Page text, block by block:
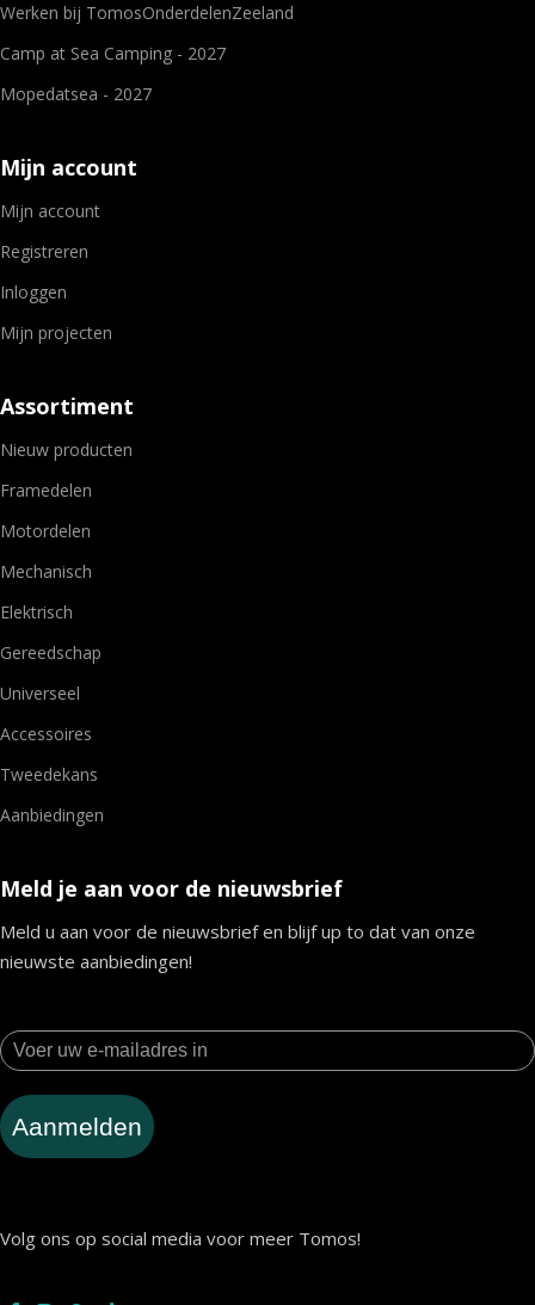
Werken bij TomosOnderdelenZeeland
Camp at Sea Camping - 2027
Mopedatsea - 2027
Mijn account
Mijn account
Registreren
Inloggen
Mijn projecten
Assortiment
Nieuw producten
Framedelen
Motordelen
Mechanisch
Elektrisch
Gereedschap
Universeel
Accessoires
Tweedekans
Aanbiedingen
Meld je aan voor de nieuwsbrief
Meld u aan voor de nieuwsbrief en blijf up to dat van onze
nieuwste aanbiedingen!
Aanmelden
Volg ons op social media voor meer Tomos!